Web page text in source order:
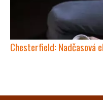
Chesterfield: Nadčasová